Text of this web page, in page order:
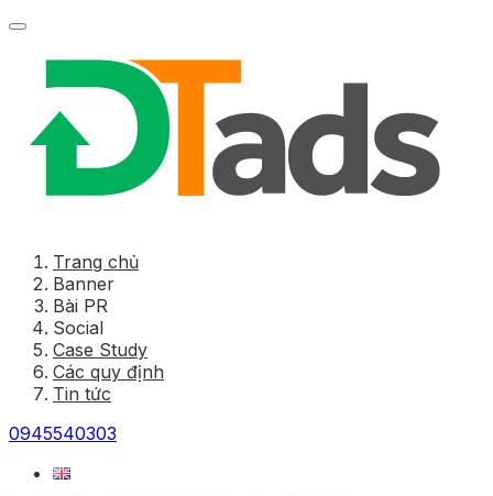
Trang chủ
Banner
Bài PR
Social
Case Study
Các quy định
Tin tức
0945540303